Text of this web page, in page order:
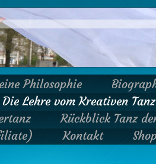
Philosophie
Die Lehre vom Kreativen
Rückblick Tanz
Kontakt